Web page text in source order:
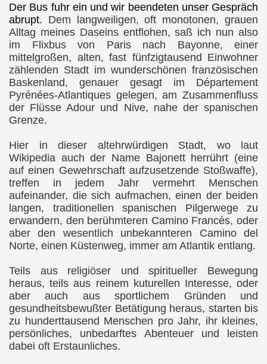
Der Bus fuhr ein und wir beendeten unser Gespräch
abrupt. Dem langweiligen, oft monotonen, grauen
Alltag meines Daseins entflohen, saß ich nun also
im Flixbus von Paris nach Bayonne, einer
mittelgroßen, alten, fast fünfzigtausend Einwohner
zählenden Stadt im wunderschönen französischen
Baskenland, genauer gesagt im Département
Pyrénées-Atlantiques gelegen, am Zusammenfluss
der Flüsse Adour und Nive, nahe der spanischen
Grenze.
Hier in dieser altehrwürdigen Stadt, wo laut
Wikipedia auch der Name Bajonett herrührt (eine
auf einen Gewehrschaft aufzusetzende Stoßwaffe),
treffen in jedem Jahr vermehrt Menschen
aufeinander, die sich aufmachen, einen der beiden
langen, traditionellen spanischen Pilgerwege zu
erwandern, den berühmteren Camino Francés, oder
aber den wesentlich unbekannteren Camino del
Norte, einen Küstenweg, immer am Atlantik entlang.
Teils aus religiöser und spiritueller Bewegung
heraus, teils aus reinem kuturellen Interesse, oder
aber auch aus sportlichem Gründen und
gesundheitsbewußter Betätigung heraus, starten bis
zu hunderttausend Menschen pro Jahr, ihr kleines,
persönliches, unbedarftes Abenteuer und leisten
dabei oft Erstaunliches.